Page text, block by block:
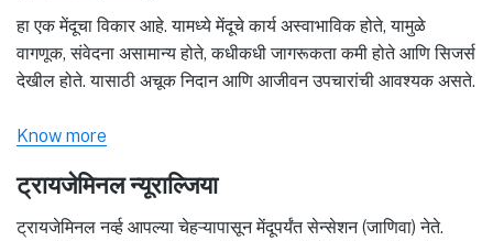
हा एक मेंदूचा विकार आहे. यामध्ये मेंदूचे कार्य अस्वाभाविक होते, यामुळे
वागणूक, संवेदना असामान्य होते, कधीकधी जागरूकता कमी होते आणि सिजर्स
देखील होते. यासाठी अचूक निदान आणि आजीवन उपचारांची आवश्यक असते.
Know more
ट्रायजेमिनल न्यूराल्जिया
ट्रायजेमिनल नर्व्ह आपल्या चेहऱ्यापासून मेंदूपर्यंत सेन्सेशन (जाणिवा) नेते.